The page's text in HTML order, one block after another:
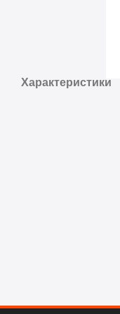
Характеристики